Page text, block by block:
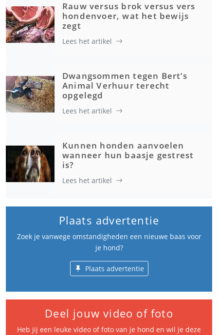
Rauw versus brok versus vers
hondenvoer, wat het bewijs
zegt
Lees het artikel
Dwangsommen tegen Bert’s
Animal Verhuur terecht
opgelegd
Lees het artikel
Kunnen honden aanvoelen
wanneer hun baasje gestrest
is?
Lees het artikel
Plaats advertentie
Zoek je vanwege omstandigheden een nieuwe baas voor
je hond?
Plaats advertentie
Deel jouw video of foto
Heb jij een leuke video of foto van je hond en wil je deze